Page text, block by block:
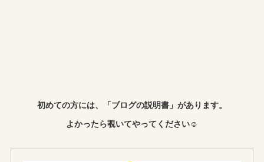
初めての方には、「ブログの説明書」があります。
よかったら覗いてやってください☺︎